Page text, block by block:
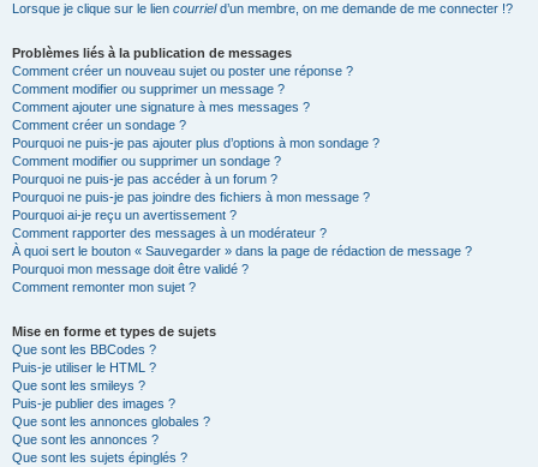
Lorsque je clique sur le lien courrield’un membre, on me demande de me connecter !?
Problèmes liés à la publication de messages
Comment créer un nouveau sujet ou poster une réponse ?
Comment modifier ou supprimer un message ?
Comment ajouter une signature à mes messages ?
Comment créer un sondage ?
Pourquoi ne puis-je pas ajouter plus d’options à mon sondage ?
Comment modifier ou supprimer un sondage ?
Pourquoi ne puis-je pas accéder à un forum ?
Pourquoi ne puis-je pas joindre des fichiers à mon message ?
Pourquoi ai-je reçu un avertissement ?
Comment rapporter des messages à un modérateur ?
À quoi sert le bouton « Sauvegarder » dans la page de rédaction de message ?
Pourquoi mon message doit être validé ?
Comment remonter mon sujet ?
Mise en forme et types de sujets
Que sont les BBCodes ?
Puis-je utiliser le HTML ?
Que sont les smileys ?
Puis-je publier des images ?
Que sont les annonces globales ?
Que sont les annonces ?
Que sont les sujets épinglés ?